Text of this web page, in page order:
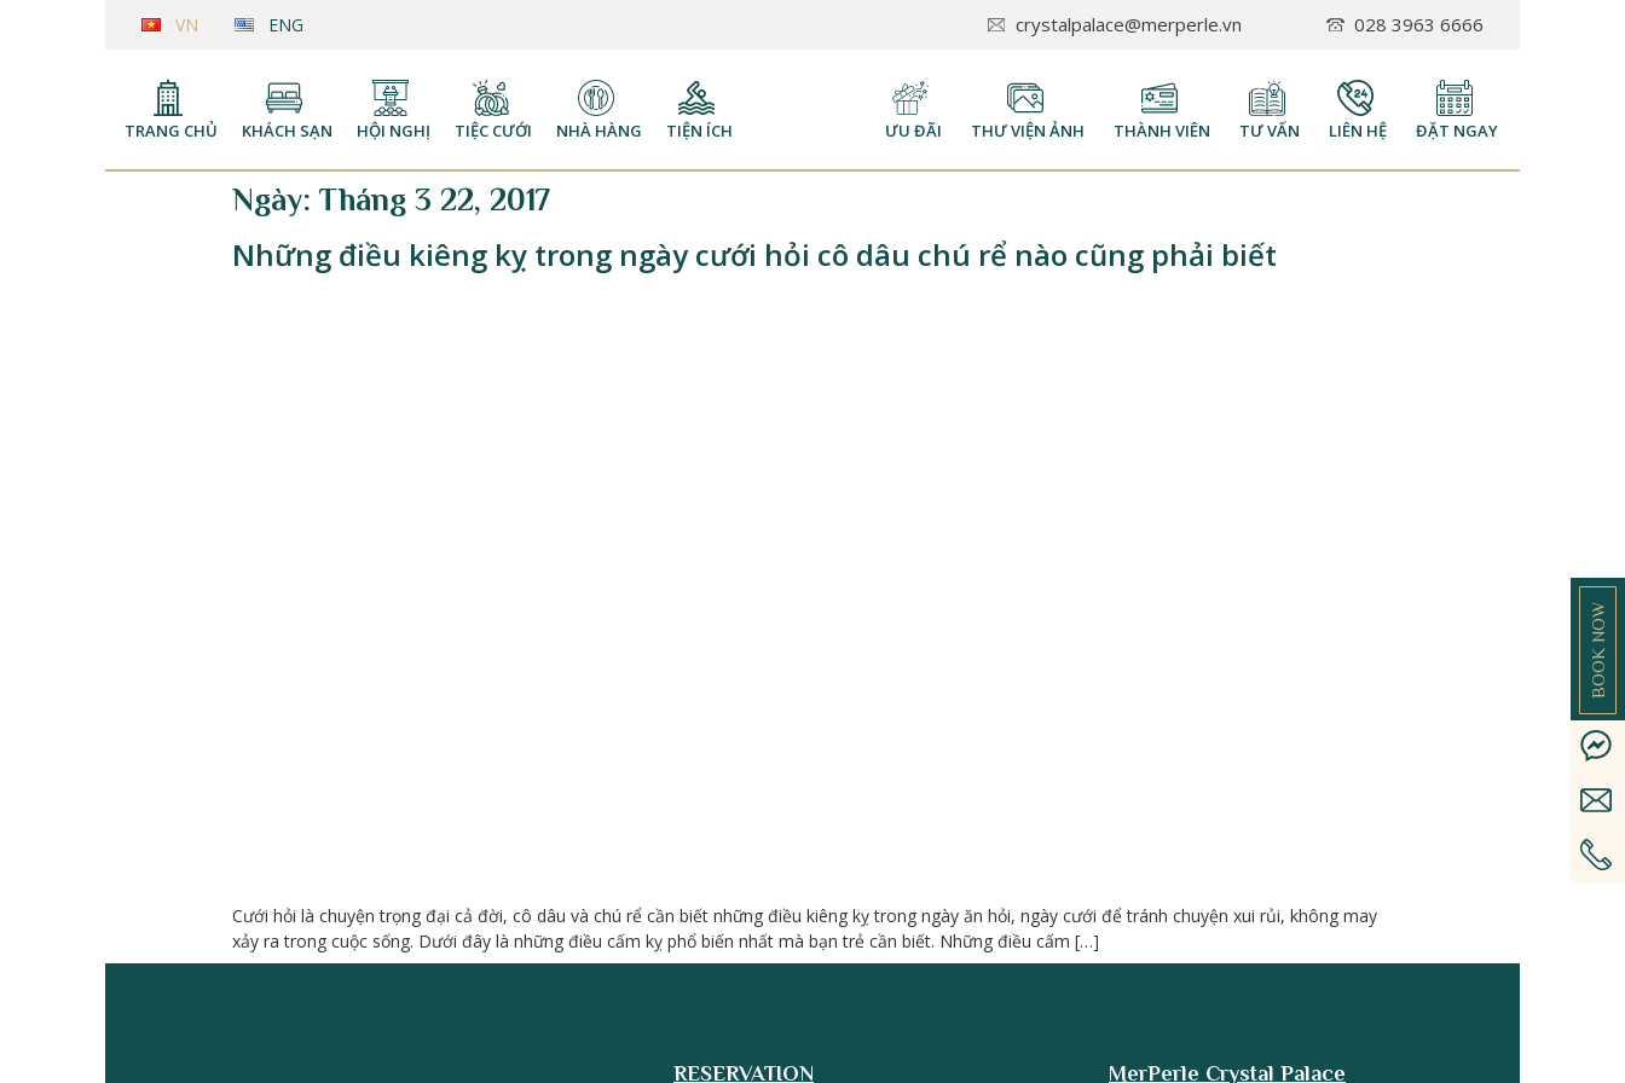
VN ENG crystalpalace@merperle.vn 028 3963 6666
TRANG CHỦ KHÁCH SẠN HỘI NGHỊ TIỆC CƯỚI NHÀ HÀNG TIỆN ÍCH ƯU ĐÃI THƯ VIỆN ẢNH THÀNH VIÊN TƯ VẤN LIÊN HỆ ĐẶT NGAY
Ngày: Tháng 3 22, 2017
Những điều kiêng kỵ trong ngày cưới hỏi cô dâu chú rể nào cũng phải biết
Cưới hỏi là chuyện trọng đại cả đời, cô dâu và chú rể cần biết những điều kiêng kỵ trong ngày ăn hỏi, ngày cưới để tránh chuyện xui rủi, không may
xảy ra trong cuộc sống. Dưới đây là những điều cấm kỵ phổ biến nhất mà bạn trẻ cần biết. Những điều cấm […]
RESERVATION MerPerle Crystal Palace
BOOK NOW